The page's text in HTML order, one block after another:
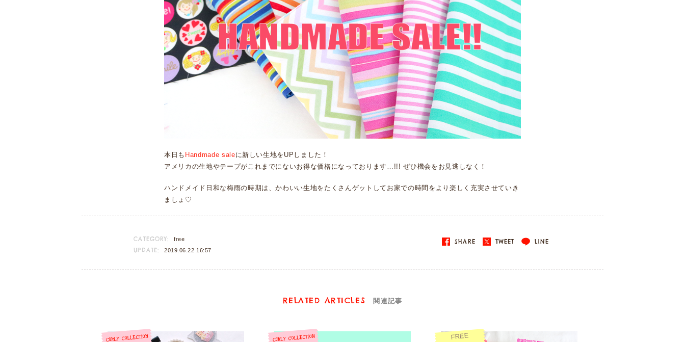
本日も Handmade saleに新しい生地をUPしました！
アメリカの生地やテープがこれまでにないお得な価格になっております…!!! ぜひ機会をお見逃しなく！
ハンドメイド日和な梅雨の時期は、かわいい生地をたくさんゲットしてお家での時間をより楽しく充実させていき
ましょ♡
CATEGORY: free
UPDATE: 2019.06.22 16:57
SHARE TWEET LINE
RELATED ARTICLES 関連記事
FREE